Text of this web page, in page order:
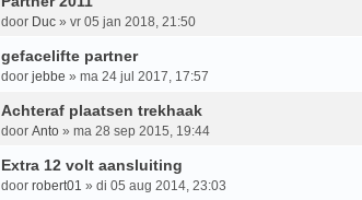
door Duc » vr 05 jan 2018, 21:50
gefacelifte partner
door jebbe » ma 24 jul 2017, 17:57
Achteraf plaatsen trekhaak
door Anto » ma 28 sep 2015, 19:44
Extra 12 volt aansluiting
door robert01 » di 05 aug 2014, 23:03